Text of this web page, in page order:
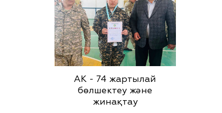
АК - 74 жартылай
бөлшектеу және
жинақтау